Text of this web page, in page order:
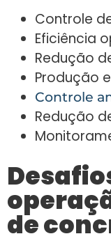
Controle
Eficiência
Redução
Produção
Controle
Redução
de